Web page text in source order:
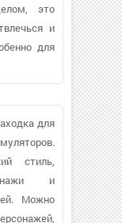
это
и
для
для
стиль,
и
Можно